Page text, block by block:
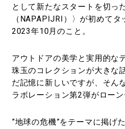
として新たなスタートを切っ
（NAPAPIJRI）〉が初めてタ
2023年10月のこと。
アウトドアの美学と実用的な
珠玉のコレクションが大きな
だ記憶に新しいですが、そん
ラボレーション第2弾がローン
”地球の危機”をテーマに掲げ